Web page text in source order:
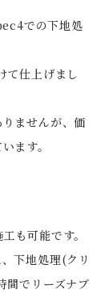
での下地処
て仕上げまし
ませんが、価
ます。
も可能です。
下地処理(クリ
間でリーズナブ